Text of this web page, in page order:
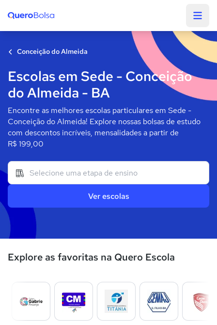
Conceição do Almeida
Escolas em Sede - Conceição
do Almeida - BA
Encontre as melhores escolas particulares em Sede -
Conceição do Almeida! Explore nossas bolsas de estudo
com descontos incríveis, mensalidades a partir de
R$ 199,00
Ver escolas
Explore as favoritas na Quero Escola